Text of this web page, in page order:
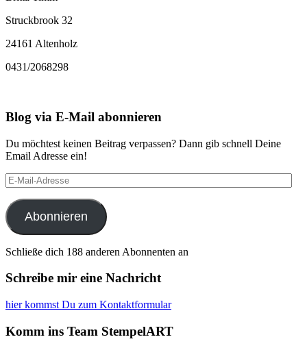
Struckbrook 32
24161 Altenholz
0431/2068298
Blog via E-Mail abonnieren
Du möchtest keinen Beitrag verpassen? Dann gib schnell Deine
Email Adresse ein!
E-
Mail-
Adresse
Abonnieren
Schließe dich 188 anderen Abonnenten an
Schreibe mir eine Nachricht
hier kommst Du zum Kontaktformular
Komm ins Team StempelART